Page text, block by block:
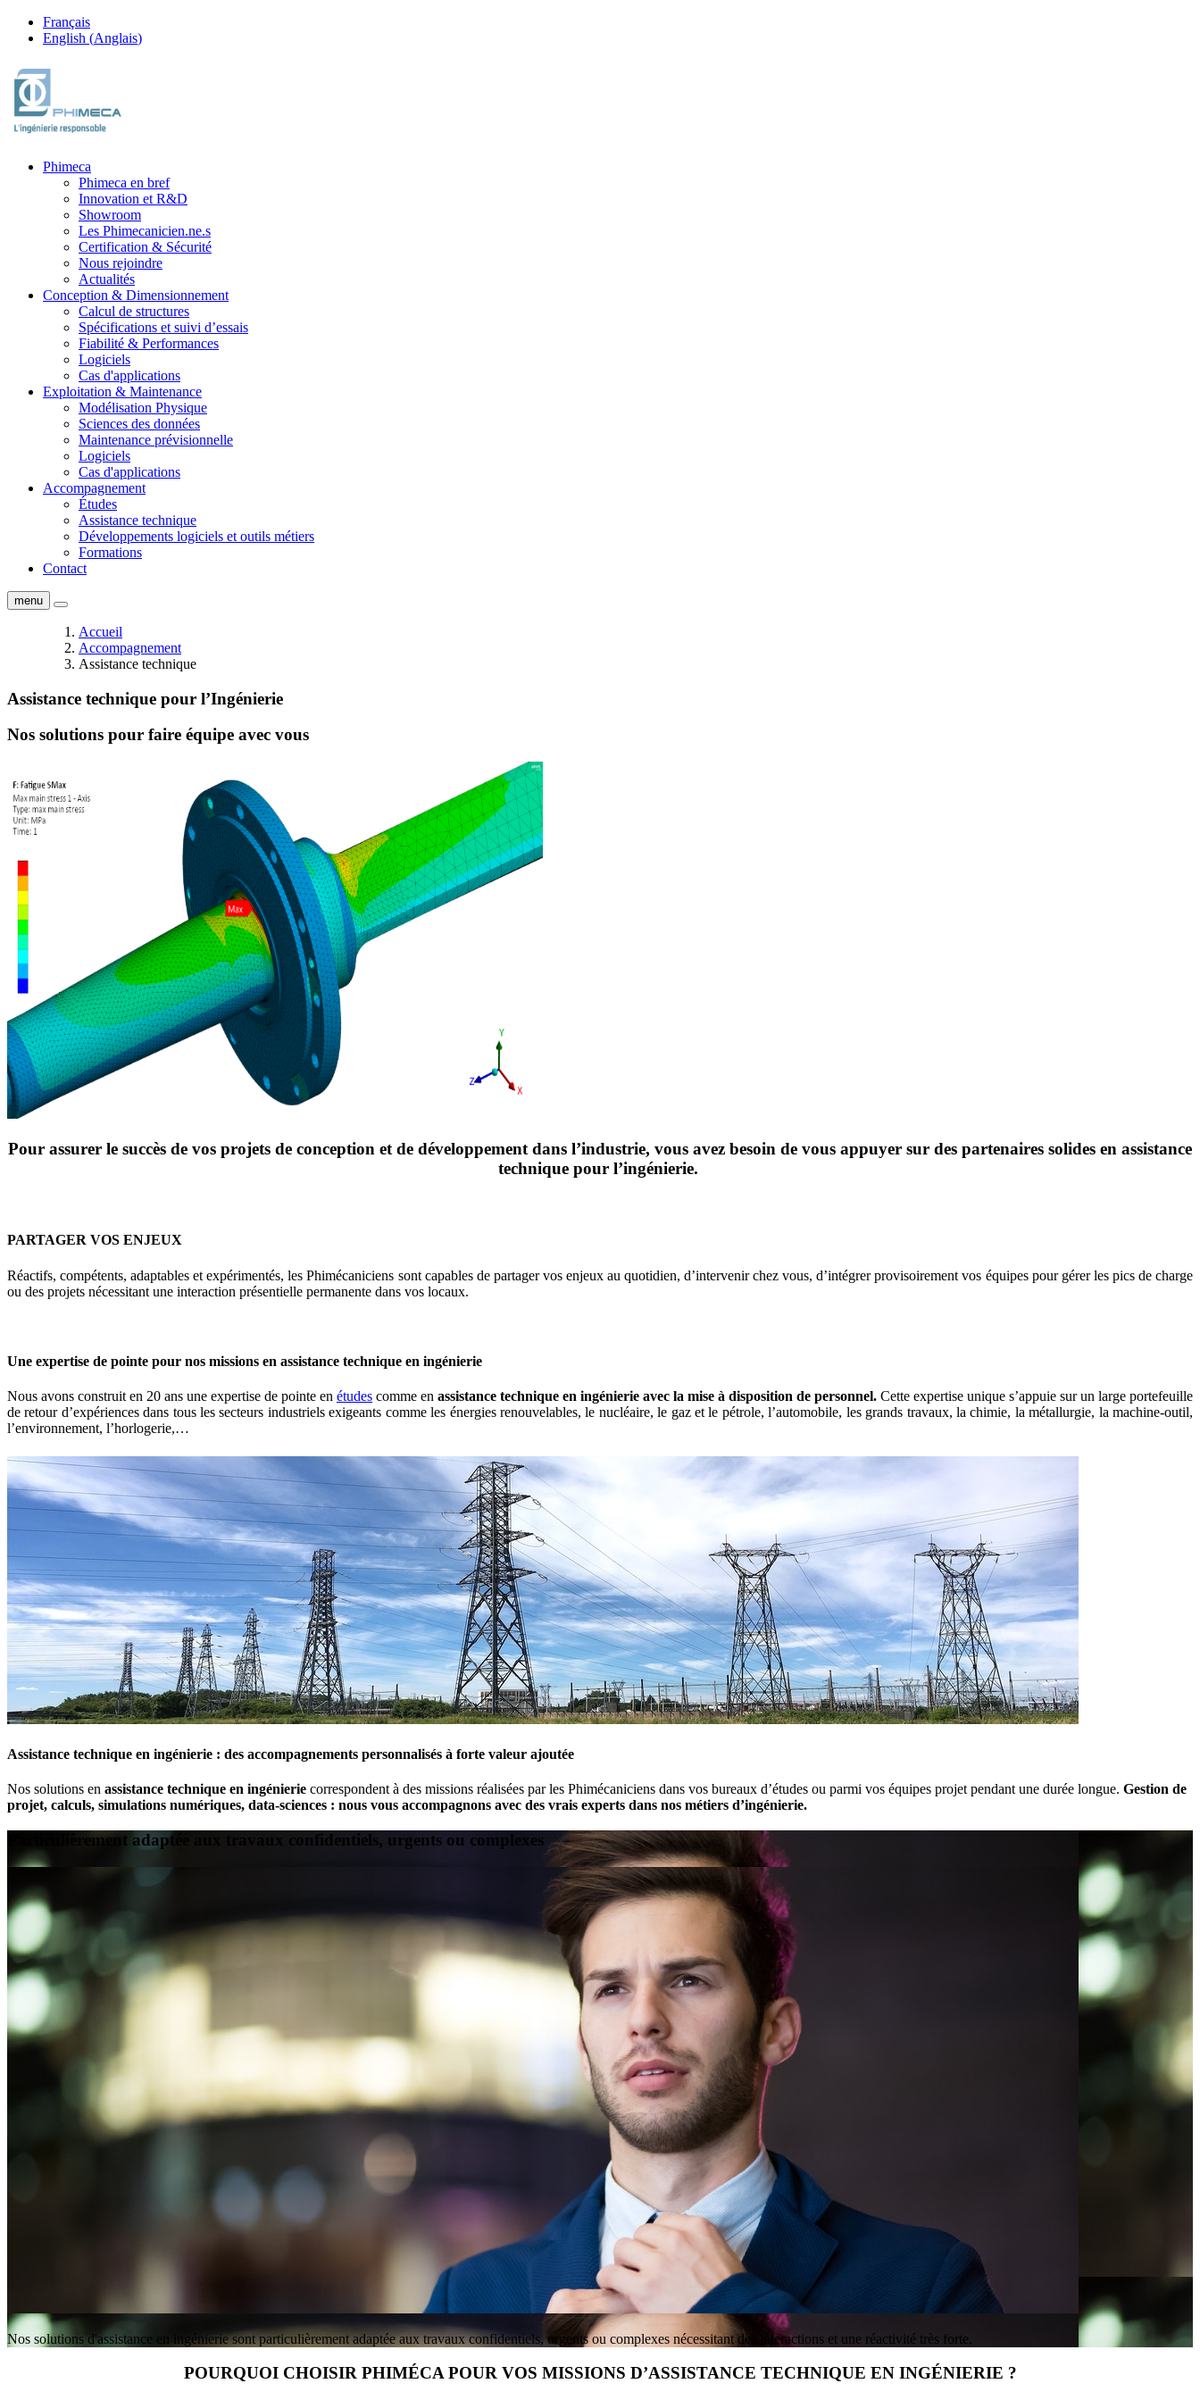
Français
English (Anglais)
Phimeca
Phimeca en bref
Innovation et R&D
Showroom
Les Phimecanicien.ne.s
Certification & Sécurité
Nous rejoindre
Actualités
Conception & Dimensionnement
Calcul de structures
Spécifications et suivi d’essais
Fiabilité & Performances
Logiciels
Cas d'applications
Exploitation & Maintenance
Modélisation Physique
Sciences des données
Maintenance prévisionnelle
Logiciels
Cas d'applications
Accompagnement
Études
Assistance technique
Développements logiciels et outils métiers
Formations
Contact
menu
Accueil
Accompagnement
Assistance technique
Assistance technique pour l’Ingénierie
Nos solutions pour faire équipe avec vous
Pour assurer le succès de vos projets de conception et de développement dans l’industrie, vous avez besoin de vous appuyer sur des partenaires solides en assistance
technique pour l’ingénierie.
PARTAGER VOS ENJEUX
Réactifs, compétents, adaptables et expérimentés, les Phimécaniciens sont capables de partager vos enjeux au quotidien, d’intervenir chez vous, d’intégrer provisoirement vos équipes pour gérer les pics de charge
ou des projets nécessitant une interaction présentielle permanente dans vos locaux.
Une expertise de pointe pour nos missions en assistance technique en ingénierie
Nous avons construit en 20 ans une expertise de pointe en études comme en assistance technique en ingénierie avec la mise à disposition de personnel. Cette expertise unique s’appuie sur un large portefeuille
de retour d’expériences dans tous les secteurs industriels exigeants comme les énergies renouvelables, le nucléaire, le gaz et le pétrole, l’automobile, les grands travaux, la chimie, la métallurgie, la machine-outil,
l’environnement, l’horlogerie,…
Assistance technique en ingénierie : des accompagnements personnalisés à forte valeur ajoutée
Nos solutions en assistance technique en ingénierie correspondent à des missions réalisées par les Phimécaniciens dans vos bureaux d’études ou parmi vos équipes projet pendant une durée longue. Gestion de
projet, calculs, simulations numériques, data-sciences : nous vous accompagnons avec des vrais experts dans nos métiers d’ingénierie.
Particulièrement adaptée aux travaux confidentiels, urgents ou complexes
Nos solutions d'assistance en ingénierie sont particulièrement adaptée aux travaux confidentiels, urgents ou complexes nécessitant des interactions et une réactivité très forte.
POURQUOI CHOISIR PHIMÉCA POUR VOS MISSIONS D’ASSISTANCE TECHNIQUE EN INGÉNIERIE ?